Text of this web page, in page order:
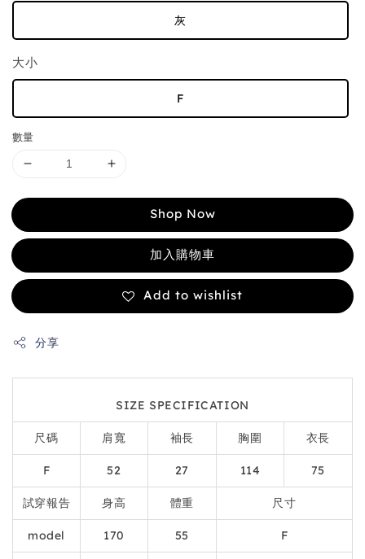
灰
大小
F
數量
Shop Now
加入購物車
Add to wishlist
分享
SIZE SPECIFICATION
尺碼 肩寬 袖長 胸圍 衣長
F 52 27 114 75
試穿報告 身高 體重 尺寸
model 170 55 F